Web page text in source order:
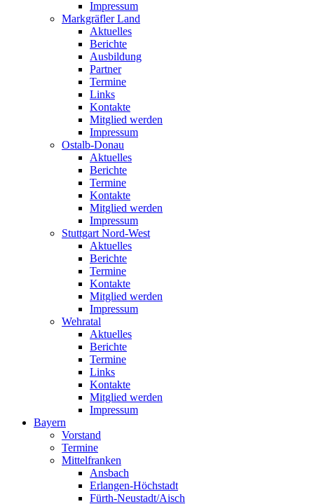
Impressum
Markgräfler Land
Aktuelles
Berichte
Ausbildung
Partner
Termine
Links
Kontakte
Mitglied werden
Impressum
Ostalb-Donau
Aktuelles
Berichte
Termine
Kontakte
Mitglied werden
Impressum
Stuttgart Nord-West
Aktuelles
Berichte
Termine
Kontakte
Mitglied werden
Impressum
Wehratal
Aktuelles
Berichte
Termine
Links
Kontakte
Mitglied werden
Impressum
Bayern
Vorstand
Termine
Mittelfranken
Ansbach
Erlangen-Höchstadt
Fürth-Neustadt/Aisch